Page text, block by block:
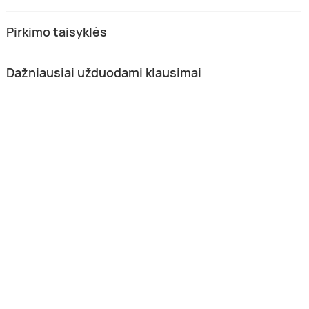
Pirkimo taisyklės
Dažniausiai užduodami klausimai